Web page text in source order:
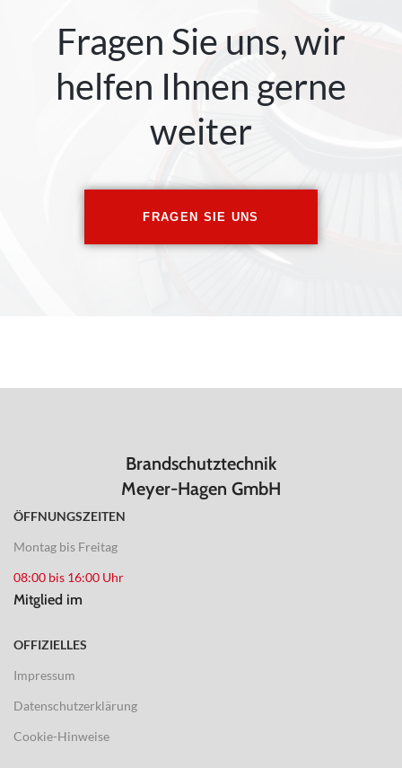
Fragen Sie uns, wir
helfen Ihnen gerne
weiter
FRAGEN SIE UNS
Brandschutztechnik
Meyer-Hagen GmbH
ÖFFNUNGSZEITEN
Montag bis Freitag
08:00 bis 16:00 Uhr
Mitglied im
OFFIZIELLES
Impressum
Datenschutzerklärung
Cookie-Hinweise